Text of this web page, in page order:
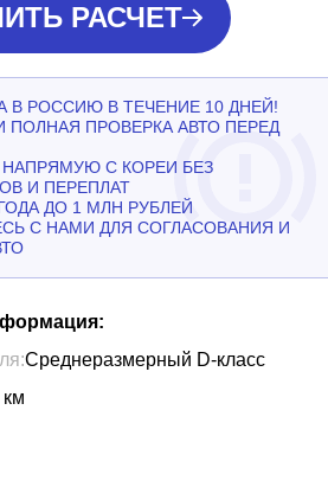
РАСЧЕТ
В РОССИЮ В ТЕЧЕНИЕ 10 ДНЕЙ!
ПОЛНАЯ ПРОВЕРКА АВТО ПЕРЕД
С КОРЕИ БЕЗ
И ПЕРЕПЛАТ
ДО 1 МЛН РУБЛЕЙ
С НАМИ ДЛЯ СОГЛАСОВАНИЯ И
Среднеразмерный D-класс
км